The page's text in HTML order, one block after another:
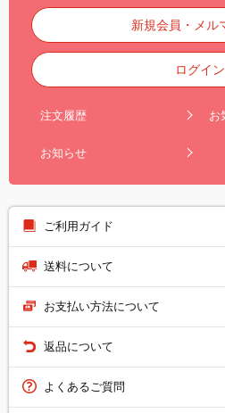
新規会員・メル
ログイン
注文履歴 お
お知らせ
ご利用ガイド
送料について
お支払い方法について
返品について
よくあるご質問